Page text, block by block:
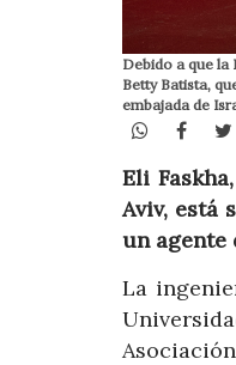
Debido a que la
Betty Batista,
embajada de
WhatsApp
Eli
Aviv, está
un agente
La